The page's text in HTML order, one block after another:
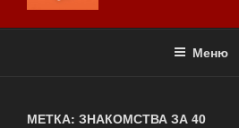
Меню
МЕТКА: ЗНАКОМСТВА ЗА 40